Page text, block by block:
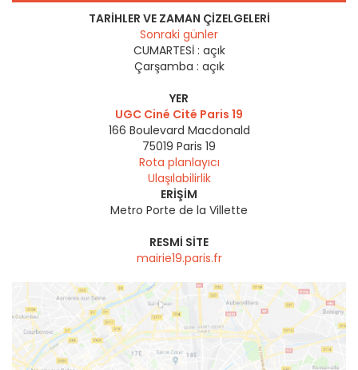
TARIHLER VE ZAMAN ÇIZELGELERI
Sonraki günler
CUMARTESİ : açık
Çarşamba : açık
YER
UGC Ciné Cité Paris 19
166 Boulevard Macdonald
75019 Paris 19
Rota planlayıcı
Ulaşılabilirlik
ERIŞIM
Metro Porte de la Villette
RESMI SITE
mairie19.paris.fr